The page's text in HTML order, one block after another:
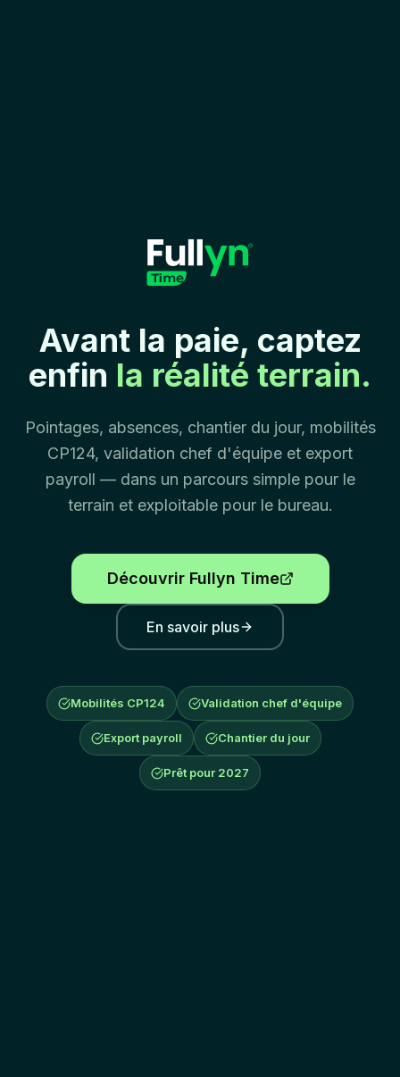
Avant la paie, captez
enfin la réalité terrain.
Pointages, absences, chantier du jour, mobilités
CP124, validation chef d'équipe et export
payroll — dans un parcours simple pour le
terrain et exploitable pour le bureau.
Découvrir Fullyn Time
En savoir plus
Mobilités CP124 Validation chef d'équipe
Export payroll Chantier du jour
Prêt pour 2027